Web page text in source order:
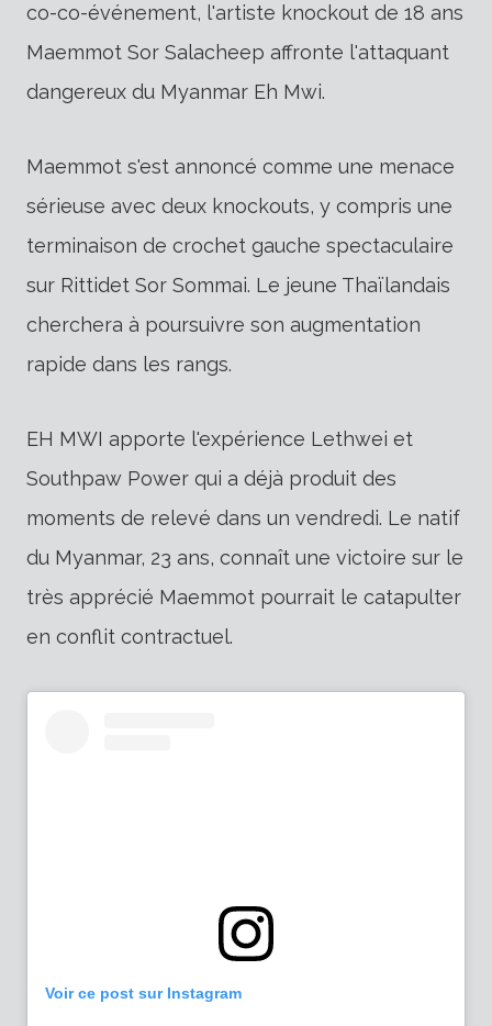
co-co-événement, l'artiste knockout de 18 ans
Maemmot Sor Salacheep affronte l'attaquant
dangereux du Myanmar Eh Mwi.
Maemmot s'est annoncé comme une menace
sérieuse avec deux knockouts, y compris une
terminaison de crochet gauche spectaculaire
sur Rittidet Sor Sommai. Le jeune Thaïlandais
cherchera à poursuivre son augmentation
rapide dans les rangs.
EH MWI apporte l'expérience Lethwei et
Southpaw Power qui a déjà produit des
moments de relevé dans un vendredi. Le natif
du Myanmar, 23 ans, connaît une victoire sur le
très apprécié Maemmot pourrait le catapulter
en conflit contractuel.
Voir ce post sur Instagram